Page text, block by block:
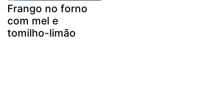
Frango no forno
com mel e
tomilho-limão